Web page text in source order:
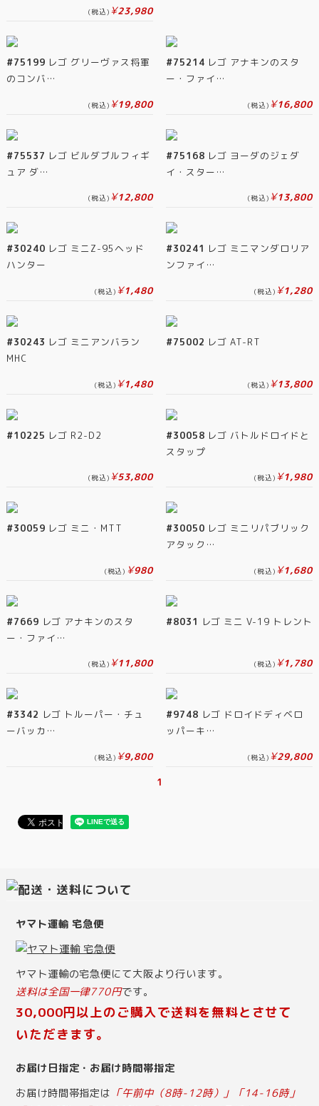
(税込) ¥23,980
#75199 レゴ グリーヴァス将軍
のコンバ…
(税込) ¥19,800
#75214 レゴ アナキンのスタ
ー・ファイ…
(税込) ¥16,800
#75537 レゴ ビルダブルフィギ
ュア ダ…
(税込) ¥12,800
#75168 レゴ ヨーダのジェダ
イ・スター…
(税込) ¥13,800
#30240 レゴ ミニZ-95ヘッド
ハンター
(税込) ¥1,480
#30241 レゴ ミニマンダロリア
ンファイ…
(税込) ¥1,280
#30243 レゴ ミニアンバラン
MHC
(税込) ¥1,480
#75002 レゴ AT-RT
(税込) ¥13,800
#10225 レゴ R2-D2
(税込) ¥53,800
#30058 レゴ バトルドロイドと
スタップ
(税込) ¥1,980
#30059 レゴ ミニ・MTT
(税込) ¥980
#30050 レゴ ミニリパブリック
アタック…
(税込) ¥1,680
#7669 レゴ アナキンのスタ
ー・ファイ…
(税込) ¥11,800
#8031 レゴ ミニ V-19 トレント
(税込) ¥1,780
#3342 レゴ トルーパー・チュ
ーバッカ…
(税込) ¥9,800
#9748 レゴ ドロイドディベロ
ッパーキ…
(税込) ¥29,800
1
ヤマト運輸 宅急便
ヤマト運輸の宅急便にて大阪より行います。
送料は全国一律770円です。
30,000円以上のご購入で送料を無料とさせて
いただきます。
お届け日指定・お届け時間帯指定
お届け時間帯指定は 「午前中（8時-12時）」「14-16時」